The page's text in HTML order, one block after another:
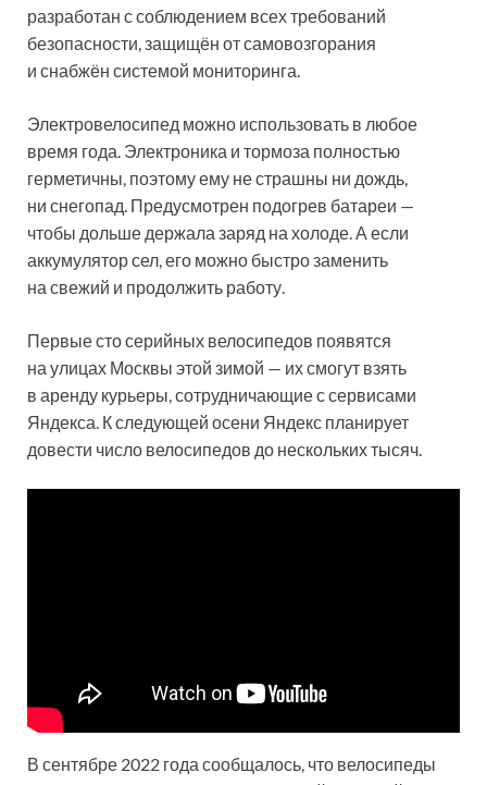
разработан с соблюдением всех требований
безопасности, защищён от самовозгорания
и снабжён системой мониторинга.
Электровелосипед можно использовать в любое
время года. Электроника и тормоза полностью
герметичны, поэтому ему не страшны ни дождь,
ни снегопад. Предусмотрен подогрев батареи —
чтобы дольше держала заряд на холоде. А если
аккумулятор сел, его можно быстро заменить
на свежий и продолжить работу.
Первые сто серийных велосипедов появятся
на улицах Москвы этой зимой — их смогут взять
в аренду курьеры, сотрудничающие с сервисами
Яндекса. К следующей осени Яндекс планирует
довести число велосипедов до нескольких тысяч.
В сентябре 2022 года сообщалось, что велосипеды